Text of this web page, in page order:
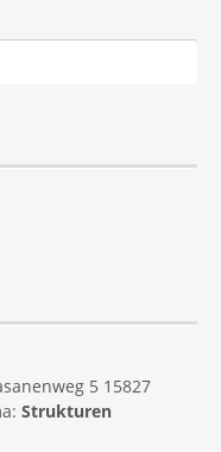
5 15827
Strukturen